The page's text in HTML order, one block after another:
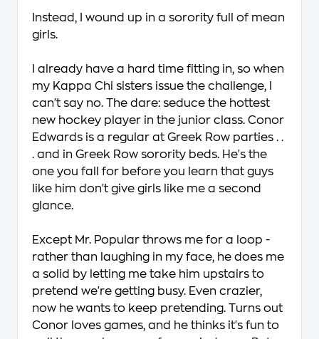
Instead, I wound up in a sorority full of mean
girls.
I already have a hard time fitting in, so when
my Kappa Chi sisters issue the challenge, I
can't say no. The dare: seduce the hottest
new hockey player in the junior class. Conor
Edwards is a regular at Greek Row parties . .
. and in Greek Row sorority beds. He's the
one you fall for before you learn that guys
like him don't give girls like me a second
glance.
Except Mr. Popular throws me for a loop -
rather than laughing in my face, he does me
a solid by letting me take him upstairs to
pretend we're getting busy. Even crazier,
now he wants to keep pretending. Turns out
Conor loves games, and he thinks it's fun to